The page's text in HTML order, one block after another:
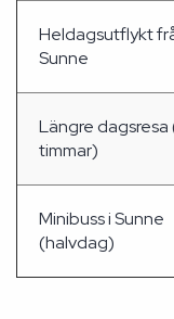
Heldagsutflykt
Sunne
Längre dagsresa
timmar)
Minibuss i Sunne
(halvdag)